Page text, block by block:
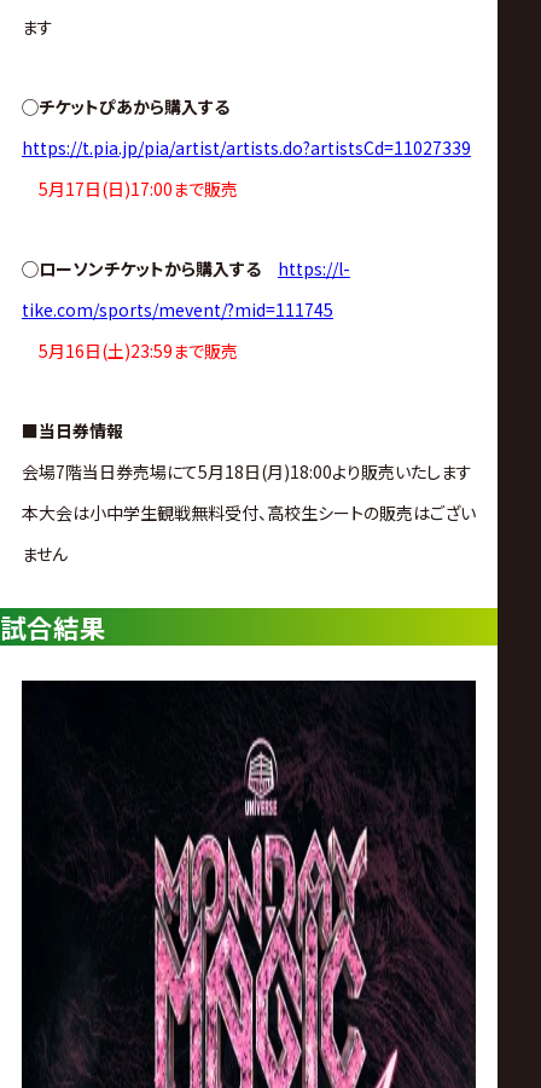
ノ
ア
公
式
イ
ト
ます
◯チケットぴあから購入する
https://t.pia.jp/pia/artist/artists.do?artistsCd=11027339
5月17日(日)17:00まで販売
◯ローソンチケットから購入する
https://l-
tike.com/sports/mevent/?mid=111745
5月16日(土)23:59まで販売
■当日券情報
会場7階当日券売場にて5月18日(月)18:00より販売いたします
本大会は小中学生観戦無料受付、高校生シートの販売はござい
ません
試合結果